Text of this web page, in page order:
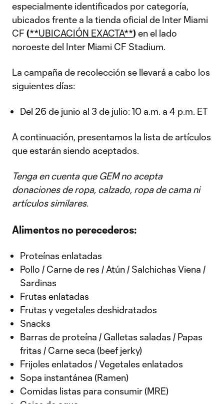
especialmente identificados por categoría,
ubicados frente a la tienda oficial de Inter Miami
CF (**UBICACIÓN EXACTA**) en el lado
noroeste del Inter Miami CF Stadium.
La campaña de recolección se llevará a cabo los
siguientes días:
Del 26 de junio al 3 de julio: 10 a.m. a 4 p.m. ET
A continuación, presentamos la lista de artículos
que estarán siendo aceptados.
Tenga en cuenta que GEM no acepta
donaciones de ropa, calzado, ropa de cama ni
artículos similares.
Alimentos no perecederos:
Proteínas enlatadas
Pollo / Carne de res / Atún / Salchichas Viena /
Sardinas
Frutas enlatadas
Frutas y vegetales deshidratados
Snacks
Barras de proteína / Galletas saladas / Papas
fritas / Carne seca (beef jerky)
Frijoles enlatados / Vegetales enlatados
Sopa instantánea (Ramen)
Comidas listas para consumir (MRE)